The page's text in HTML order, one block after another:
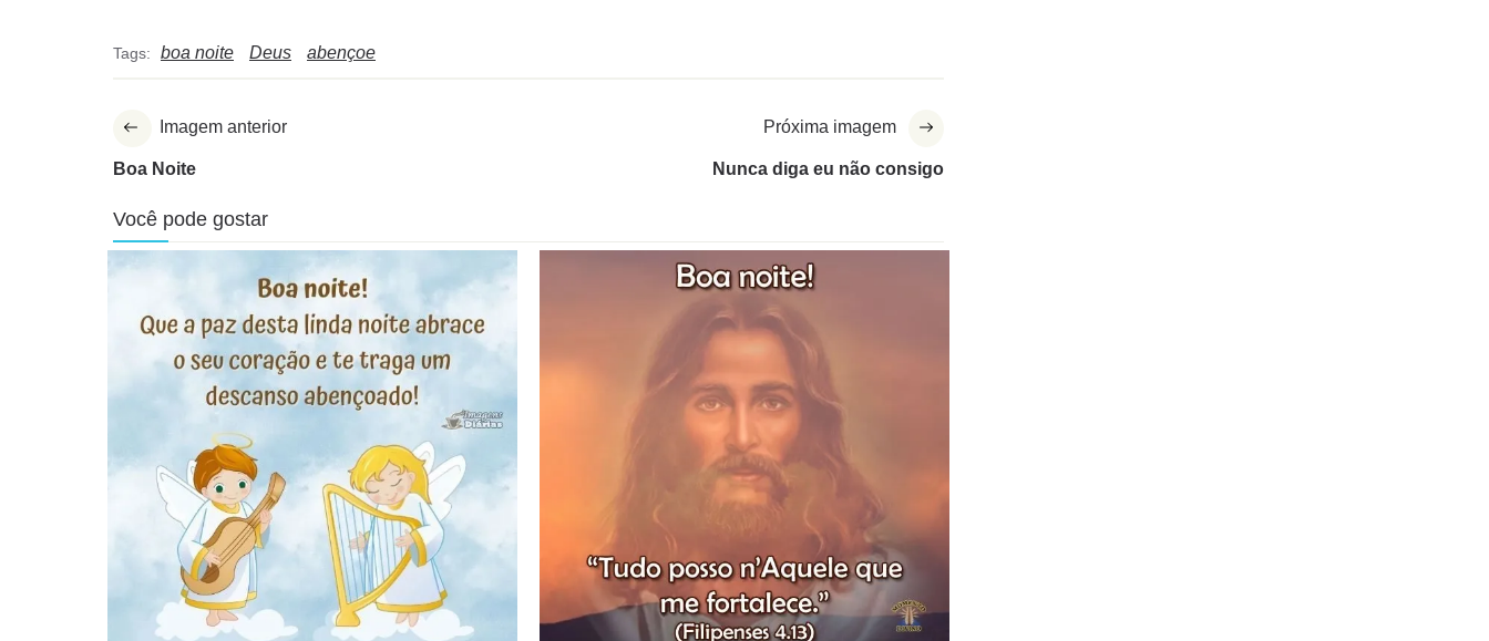
Tags: boa noite Deus abençoe
Imagem anterior
Boa Noite
Próxima imagem
Nunca diga eu não consigo
Você pode gostar